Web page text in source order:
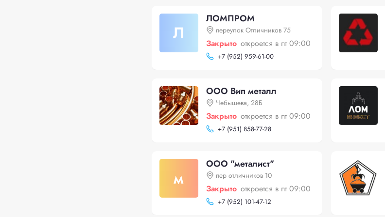
Л
ЛОМПРОМ
переулок Отличников 75
Закрыто откроется в пт 09:00
+7 (952) 959-61-00
ООО Вип металл
Чебышева, 28Б
Закрыто откроется в пт 09:00
+7 (951) 858-77-28
м
ООО "металист"
пер отличников 10
Закрыто откроется в пт 09:00
+7 (952) 101-47-12